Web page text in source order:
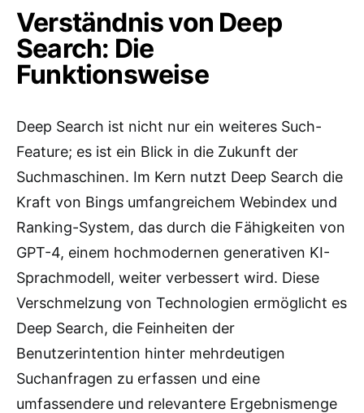
Verständnis von Deep
Search: Die
Funktionsweise
Deep Search ist nicht nur ein weiteres Such-
Feature; es ist ein Blick in die Zukunft der
Suchmaschinen. Im Kern nutzt Deep Search die
Kraft von Bings umfangreichem Webindex und
Ranking-System, das durch die Fähigkeiten von
GPT-4, einem hochmodernen generativen KI-
Sprachmodell, weiter verbessert wird. Diese
Verschmelzung von Technologien ermöglicht es
Deep Search, die Feinheiten der
Benutzerintention hinter mehrdeutigen
Suchanfragen zu erfassen und eine
umfassendere und relevantere Ergebnismenge